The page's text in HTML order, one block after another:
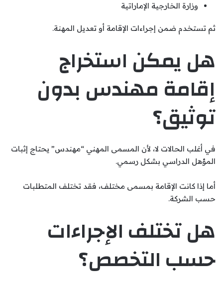
وزارة الخارجية الإماراتية
ثم تستخدم ضمن إجراءات الإقامة أو تعديل المهنة.
هل يمكن استخراج
إقامة مهندس بدون
توثيق؟
في أغلب الحالات لا، لأن المسمى المهني “مهندس” يحتاج إثبات
المؤهل الدراسي بشكل رسمي.
أما إذا كانت الإقامة بمسمى مختلف، فقد تختلف المتطلبات
حسب الشركة.
هل تختلف الإجراءات
حسب التخصص؟